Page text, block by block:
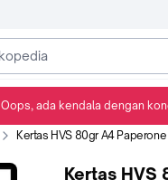
Kertas HVS 80gr A4
Kertas HVS
Oops, ada kendala dengan